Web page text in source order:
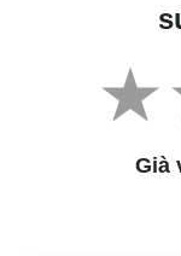
Già